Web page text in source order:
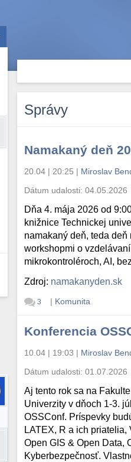
Správy
Namakaný deň
20.04 | 20:25 | Miroslav
Dátum udalosti:04.05.2026
Dňa 4. mája 2026 od
knižnice Technickej
namakaný deň, teda
workshopmi o
mikrokontroléroch, AI,
Zdroj: namakanyden.sk
3 | Komunita
Konferencia
10.04 | 19:03 | Miroslav
Dátum udalosti:01.07.2026
Aj tento rok sa na
Univerzity v dňoch 1-3.
OSSConf. Príspevky
LATEX, R a ich
Open GIS & Open Data,
Kyberbezpečnosť.